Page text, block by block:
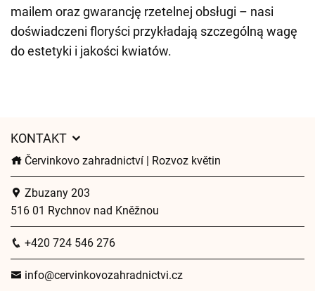
mailem oraz gwarancję rzetelnej obsługi – nasi
doświadczeni floryści przykładają szczególną wagę
do estetyki i jakości kwiatów.
KONTAKT
Červinkovo zahradnictví | Rozvoz květin
Zbuzany 203
516 01 Rychnov nad Kněžnou
+420 724 546 276
info@cervinkovozahradnictvi.cz